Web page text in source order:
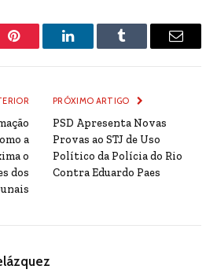
Pinterest LinkedInTumblr Email
a
o
dos
PRÓXIMO ARTIGO
PSD Apresenta Novas
Provas ao STJ de Uso
Político da Polícia do Rio
Contra Eduardo Paes